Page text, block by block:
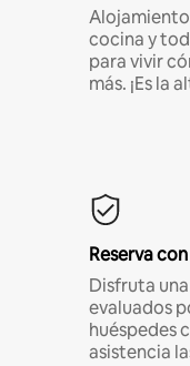
cocina y
para vivir
más. ¡Es la
Reserva
Disfruta
evaluados
huéspedes
asistencia